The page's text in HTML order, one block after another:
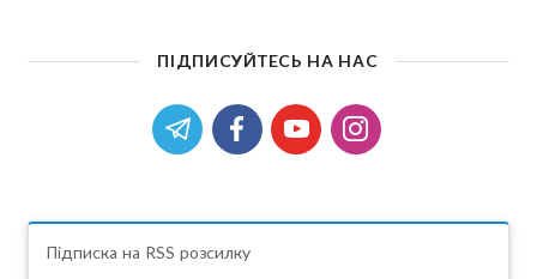
ПІДПИСУЙТЕСЬ НА НАС
Підписка на RSS розсилку